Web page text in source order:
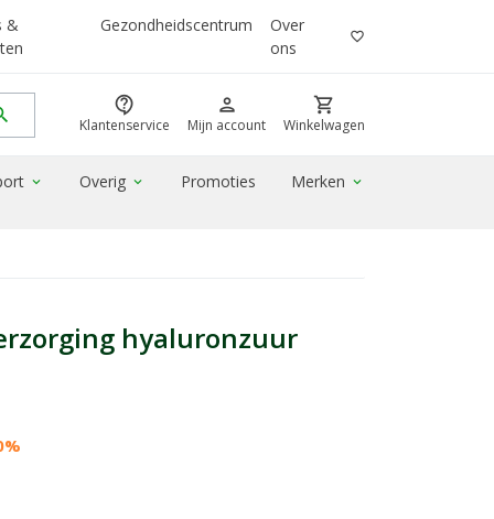
&
Gezondheidscentrum
Over
ons
favorite_border
contact_support
Klantenservice
person
Mijn account
shopping_cart
Winkelwagen
expand_more Overig expand_more Promoties Merken expand_more
hyaluronzuur